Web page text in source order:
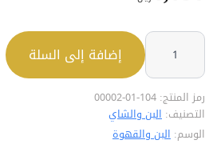
كمية
الكبوس
جم
إضافة إلى السلة
رمز المنتج: 104-01-00002
التصنيف: البن والشاي
الوسم: البن والقهوة